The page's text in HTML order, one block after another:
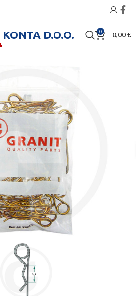
KONTA D.O.O. 0 0,00€